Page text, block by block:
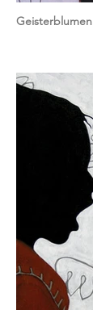
Geisterblumen